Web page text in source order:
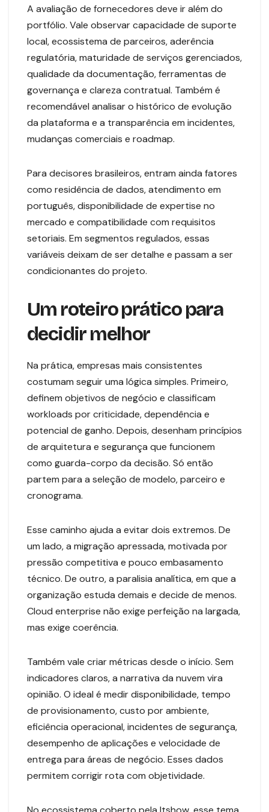
A avaliação de fornecedores deve ir além do
portfólio. Vale observar capacidade de suporte
local, ecossistema de parceiros, aderência
regulatória, maturidade de serviços gerenciados,
qualidade da documentação, ferramentas de
governança e clareza contratual. Também é
recomendável analisar o histórico de evolução
da plataforma e a transparência em incidentes,
mudanças comerciais e roadmap.
Para decisores brasileiros, entram ainda fatores
como residência de dados, atendimento em
português, disponibilidade de expertise no
mercado e compatibilidade com requisitos
setoriais. Em segmentos regulados, essas
variáveis deixam de ser detalhe e passam a ser
condicionantes do projeto.
Um roteiro prático para
decidir melhor
Na prática, empresas mais consistentes
costumam seguir uma lógica simples. Primeiro,
definem objetivos de negócio e classificam
workloads por criticidade, dependência e
potencial de ganho. Depois, desenham princípios
de arquitetura e segurança que funcionem
como guarda-corpo da decisão. Só então
partem para a seleção de modelo, parceiro e
cronograma.
Esse caminho ajuda a evitar dois extremos. De
um lado, a migração apressada, motivada por
pressão competitiva e pouco embasamento
técnico. De outro, a paralisia analítica, em que a
organização estuda demais e decide de menos.
Cloud enterprise não exige perfeição na largada,
mas exige coerência.
Também vale criar métricas desde o início. Sem
indicadores claros, a narrativa da nuvem vira
opinião. O ideal é medir disponibilidade, tempo
de provisionamento, custo por ambiente,
eficiência operacional, incidentes de segurança,
desempenho de aplicações e velocidade de
entrega para áreas de negócio. Esses dados
permitem corrigir rota com objetividade.